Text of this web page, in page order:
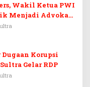
Wakil Ketua PWI
Menjadi Advokat
Korupsi
Gelar RDP